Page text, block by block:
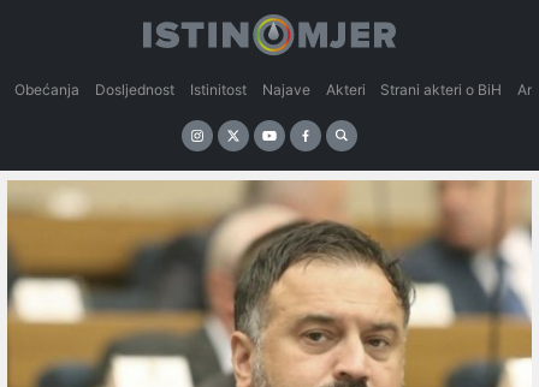
Obećanja Dosljednost Istinitost Najave Akteri Strani akteri o BiH